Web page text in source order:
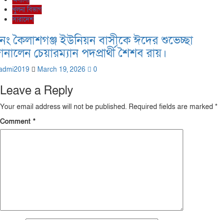
খুলনা বিভাগ
সারাদেশ
কৈলাশগঞ্জ ইউনিয়ন বাসীকে ঈদের শুভেচ্ছা
চেয়ারম্যান পদপ্রার্থী শৈশব রায়।
March 19, 2026 0
Leave a Reply
Your email address will not be published. Required fields are marked *
Comment *